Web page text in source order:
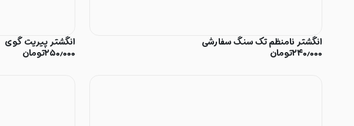
انگشتر نامنظم تک سنگ سفارشی
۲۴۰٫۰۰۰تومان
انگشتر پیریت گوی
۲۵۰٫۰۰۰تومان